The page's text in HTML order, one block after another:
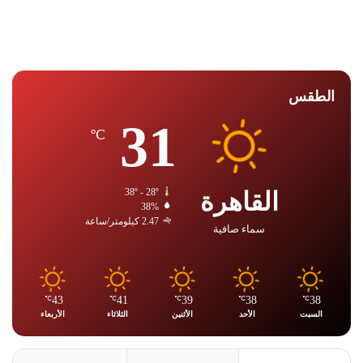
الطقس
القاهرة
سماء صافية
31
℃
38º - 28º
38%
2.47 كيلومتر/ساعة
38
℃
السبت
38
℃
الأحد
39
℃
الأثنين
41
℃
الثلاثاء
43
℃
الأربعاء